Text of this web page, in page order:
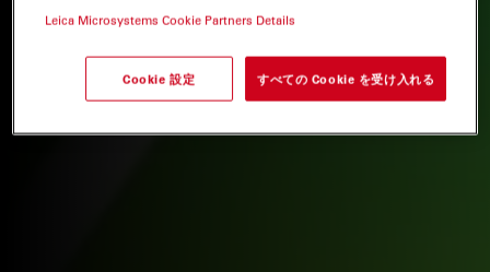
Leica Microsystems Cookie Partners Details
Cookie 設定 すべての Cookie を受け入れる